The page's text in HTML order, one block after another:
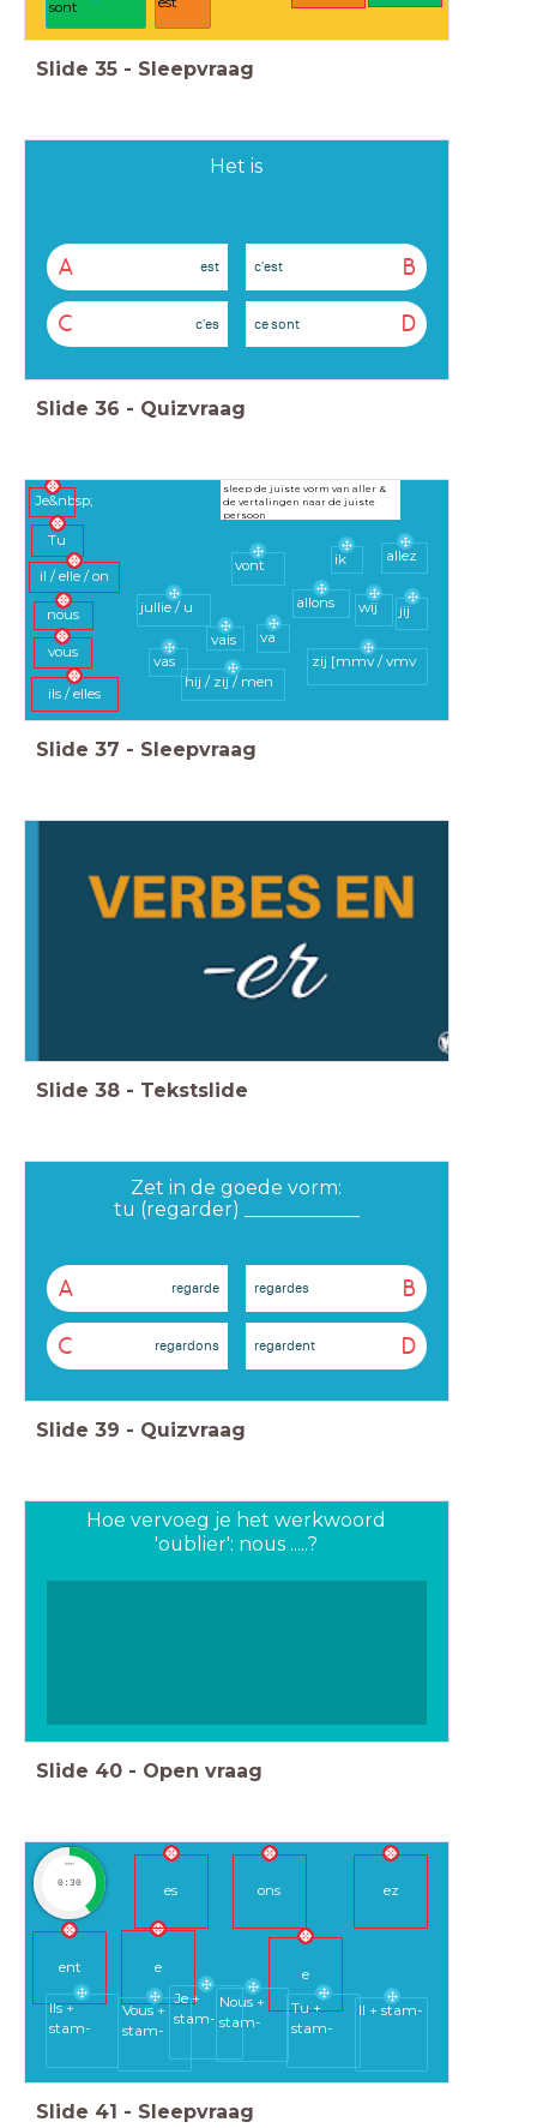
sont
Slide 35 - Sleepvraag
Het is
A est B
c'est
C c'es D
ce sont
Slide 36 - Quizvraag
sleep de juiste vorm van aller &
de vertalingen naar de juiste
persoon
Je&nbsp;
Tu
il / elle / on
nous
vous
ils / elles
vont
allons
vais
vas
va
allez
ik
jij
hij / zij / men
wij
jullie / u
zij [mmv / vmv
Slide 37 - Sleepvraag
Slide 38 - Tekstslide
Zet in de goede vorm:
tu (regarder) ____________
A regarde B
regardes
C regardons D
regardent
Slide 39 - Quizvraag
Hoe vervoeg je het werkwoord
'oublier': nous .....?
Slide 40 - Open vraag
timer
0:30
e
ons
e
es ez
ent
Nous +
stam-
Vous +
stam-
Ils +
stam-
Je +
stam-
Tu +
stam-
Il + stam-
Slide 41 - Sleepvraag